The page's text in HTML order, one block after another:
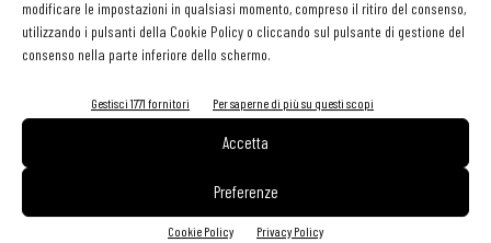
modificare le impostazioni in qualsiasi momento, compreso il ritiro del consenso,
utilizzando i pulsanti della Cookie Policy o cliccando sul pulsante di gestione del
consenso nella parte inferiore dello schermo.
Gestisci 1771 fornitori Per saperne di più su questi scopi
Accetta
Preferenze
Cookie Policy Privacy Policy
sfiziosi come gli straccetti di manzo alla soia, il pollo al curry o il
Meatburger.
La carta dei viniconta 130 referenze, un’ampia selezione delle
migliori etichette con un’attenzione particolare alle piccole
produzioni con un elevato standard qualitativo alle quali è stato
affiancato qualche grande nome come Antinori. La più grande
novità della carta vini è l’inserimento di 6 etichette a chilometro